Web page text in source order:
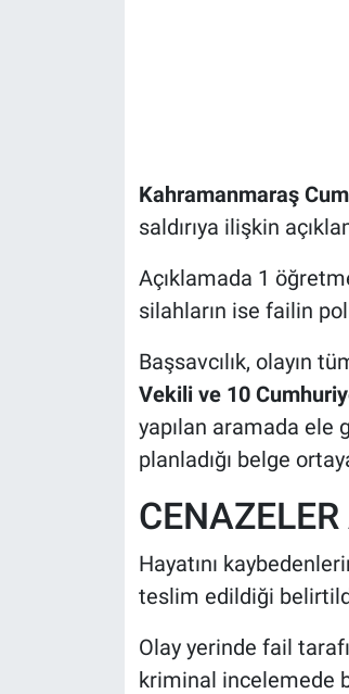
Kahramanmaraş
saldırıya ilişkin
Açıklamada 1
silahların ise failin
Başsavcılık, olayın
Vekili ve 10
yapılan aramada ele
planladığı belge
Hayatını
teslim edildiği
Olay yerinde fail
kriminal incelemede